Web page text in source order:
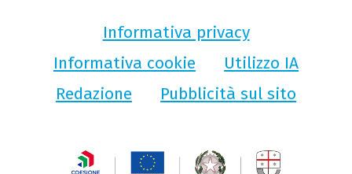
Informativa privacy
Informativa cookie
Utilizzo IA
Redazione
Pubblicità sul sito